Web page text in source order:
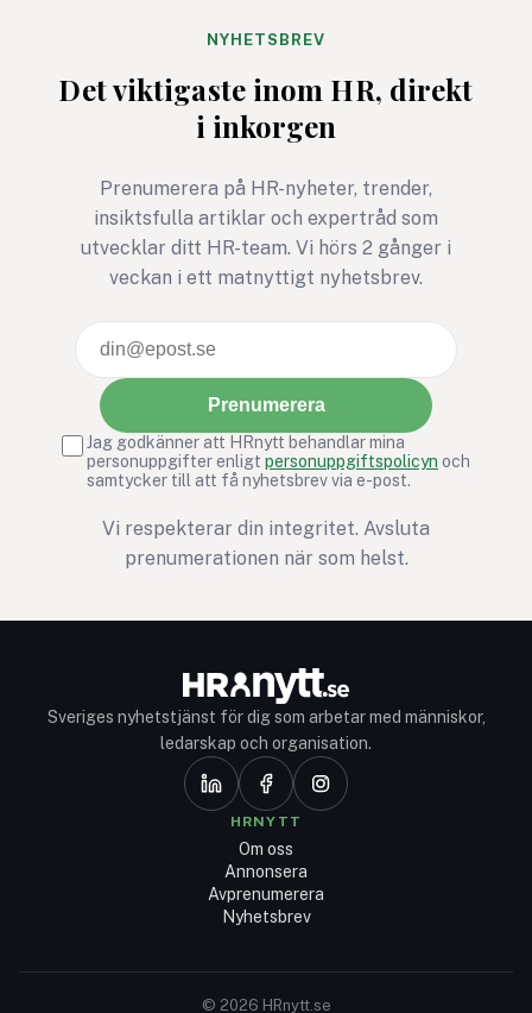
NYHETSBREV
Det viktigaste inom HR, direkt
i inkorgen
Prenumerera på HR-nyheter, trender,
insiktsfulla artiklar och expertråd som
utvecklar ditt HR-team. Vi hörs 2 gånger i
veckan i ett matnyttigt nyhetsbrev.
Prenumerera
Jag godkänner att HRnytt behandlar mina
personuppgifter enligt personuppgiftspolicyn och
samtycker till att få nyhetsbrev via e-post.
Vi respekterar din integritet. Avsluta
prenumerationen när som helst.
Sveriges nyhetstjänst för dig som arbetar med människor,
ledarskap och organisation.
HRNYTT
Om oss
Annonsera
Avprenumerera
Nyhetsbrev
© 2026 HRnytt.se